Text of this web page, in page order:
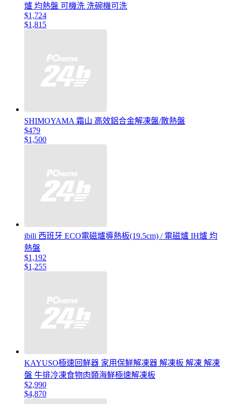
爐 均熱盤 可機洗 洗碗機可洗
$1,724
$1,815
SHIMOYAMA 霜山 高效鋁合金解凍盤/散熱盤
$479
$1,500
ibili 西班牙 ECO電磁爐導熱板(19.5cm) / 電磁爐 IH爐 均
熱盤
$1,192
$1,255
KAYUSO極速回鮮器 家用保鮮解凍器 解凍板 解凍 解凍
盤 牛排冷凍食物肉類海鮮極速解凍板
$2,990
$4,870